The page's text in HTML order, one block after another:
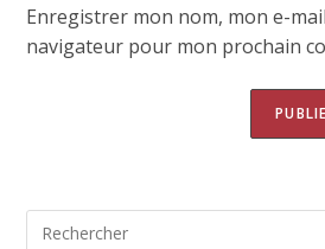
Enregistrer mon nom, mon e-
navigateur pour mon prochain